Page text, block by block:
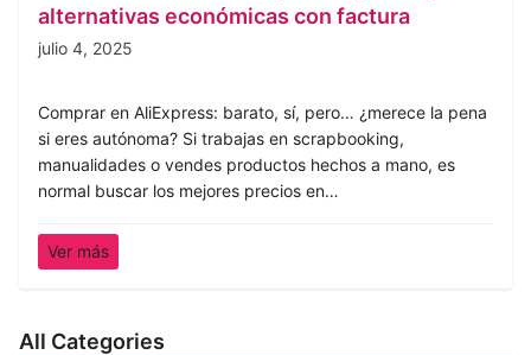
alternativas económicas con factura
julio 4, 2025
Comprar en AliExpress: barato, sí, pero… ¿merece la pena
si eres autónoma? Si trabajas en scrapbooking,
manualidades o vendes productos hechos a mano, es
normal buscar los mejores precios en…
Ver más
All Categories